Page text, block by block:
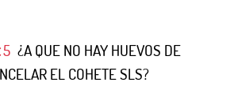
¿A QUE NO HAY HUEVOS DE
EL COHETE SLS?